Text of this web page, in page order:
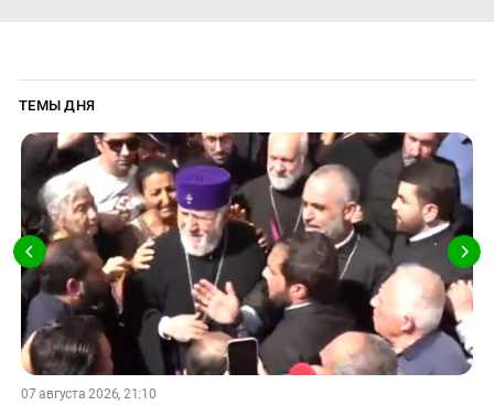
ТЕМЫ ДНЯ
07 августа 2026, 21:10